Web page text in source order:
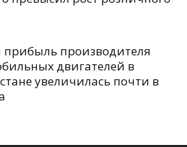
прибыль производителя
двигателей в
увеличилась почти в